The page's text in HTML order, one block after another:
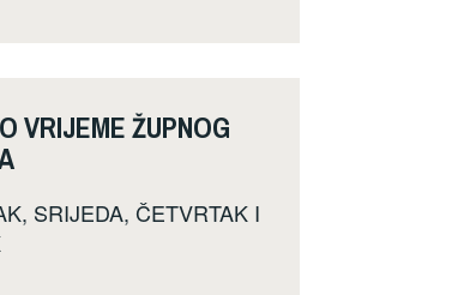
VRIJEME ŽUPNOG
SRIJEDA, ČETVRTAK I